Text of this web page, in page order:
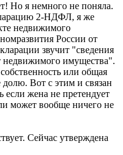
Но я немного не поняла.
2-НДФЛ, я же
недвижимого
России от
звучит "сведения
недвижимого имущества".
или общая
долю. Вот с этим и связан
если жена не претендует
может вообще ничего не
Сейчас утверждена